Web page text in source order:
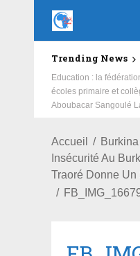
Trending News
Education : la
écoles primaire et
Aboubacar Sangoulé
Accueil
Insécurité Au
Traoré Donne